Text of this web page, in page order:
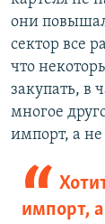
они
сектор все
что
закупать, в
многое
импорт, а
импорт,